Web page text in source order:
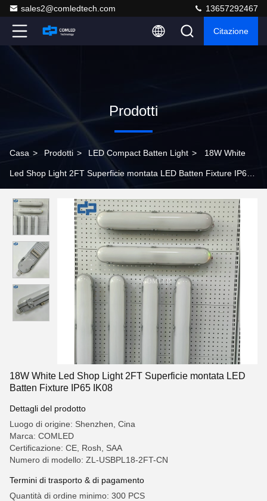
sales2@comledtech.com 13657292467
Citazione
Prodotti
Casa > Prodotti > LED Compact Batten Light > 18W White
Led Shop Light 2FT Superficie montata LED Batten Fixture IP65
18W White Led Shop Light 2FT Superficie montata LED
Batten Fixture IP65 IK08
Dettagli del prodotto
Luogo di origine: Shenzhen, Cina
Marca: COMLED
Certificazione: CE, Rosh, SAA
Numero di modello: ZL-USBPL18-2FT-CN
Termini di trasporto & di pagamento
Quantità di ordine minimo: 300 PCS